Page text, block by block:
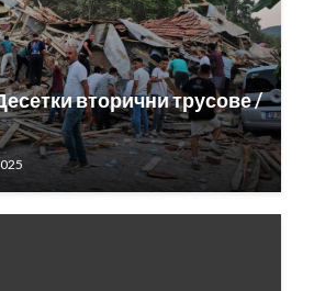
вторични трусове /